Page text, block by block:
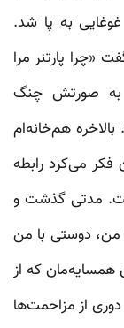
به پا شد.
«چرا پارتنر مرا
به صورتش چنگ
هم‌خانه‌ام
می‌کرد رابطه
مدتی گذشت و
من، دوستی با من
همسایه‌مان که از
از مزاحمت‌ها